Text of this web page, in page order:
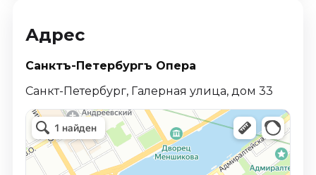
Адрес
Санктъ-Петербургъ Опера
Санкт-Петербург, Галерная улица, дом 33